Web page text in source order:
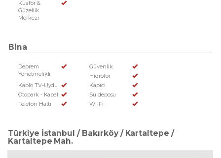
Kuaför &
Güzellik
Merkezi
Bina
Deprem
Yönetmelikli
Güvenlik
Hidrofor
Kablo TV-Uydu
Kapıcı
Otopark - Kapalı
Su deposu
Telefon Hattı
Wi-Fi
Türkiye İstanbul / Bakırköy/ Kartaltepe /
Kartaltepe Mah.